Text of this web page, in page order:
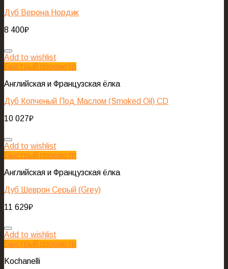
Дуб Верона Нордик
8 400₽
Add to wishlist
Быстрый просмотр
Английская и Французская ёлка
Дуб Копченый Под Маслом (Smoked Oil) CD
10 027₽
Add to wishlist
Быстрый просмотр
Английская и Французская ёлка
Дуб Шеврон Серый (Grey)
11 629₽
Add to wishlist
Быстрый просмотр
Kochanelli